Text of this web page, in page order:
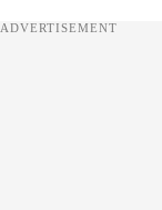
ADVERTISEMENT